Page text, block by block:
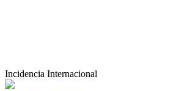
Incidencia Internacional